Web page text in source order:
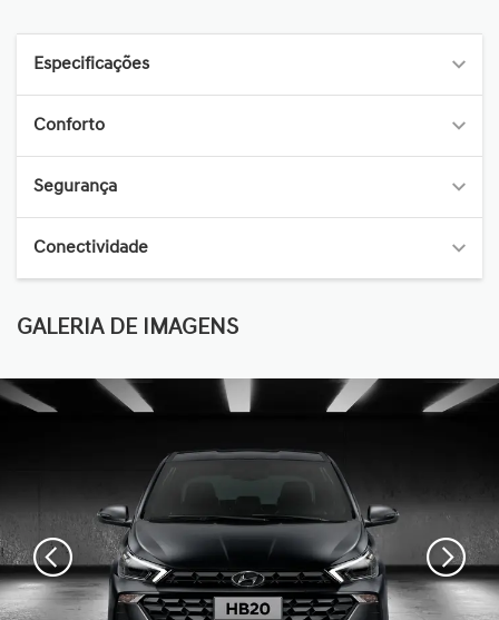
Especificações
Conforto
Segurança
Conectividade
GALERIA DE IMAGENS